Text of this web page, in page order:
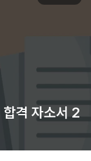
격 자소서 2